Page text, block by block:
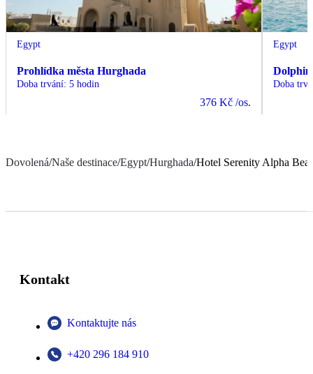
Egypt
Prohlídka města Hurghada
Doba trvání: 5 hodin
376 Kč /os.
Egypt
Dolphin
Doba
Dovolená/Naše destinace/Egypt/Hurghada/Hotel Serenity Alpha
Kontakt
Kontaktujte nás
+420 296 184 910